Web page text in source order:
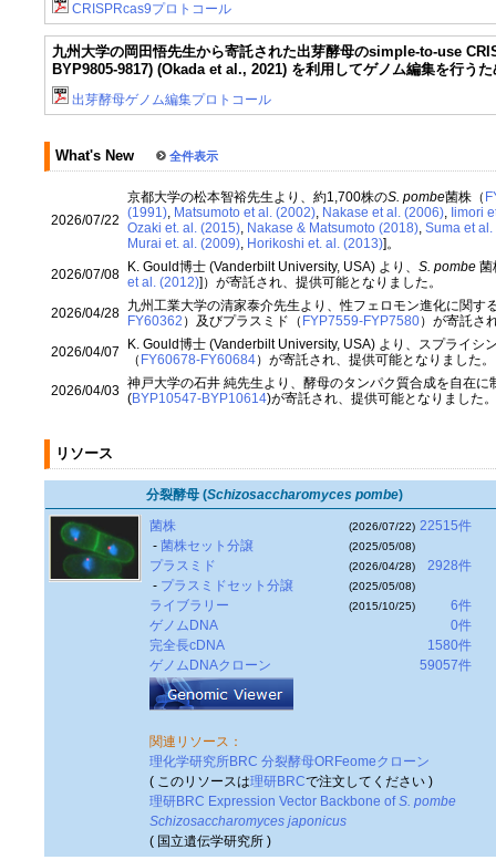
CRISPRcas9プロトコール
九州大学の岡田悟先生から寄託された出芽酵母のsimple-to-use
BYP9805-9817) (Okada et al., 2021) を利用してゲノム編集を行う
出芽酵母ゲノム編集プロトコール
What's New 全件表示
2026/07/22
京都大学の松本智裕先生より、約1,700株のS. pombe菌株（
(1991), Matsumoto et al. (2002), Nakase et al. (2006), Iimori
Ozaki et. al. (2015), Nakase & Matsumoto (2018), Suma et
Murai et. al. (2009), Horikoshi et. al. (2013)]。
2026/07/08
K. Gould博士 (Vanderbilt University, USA) より、 S. pombe 菌
et al. (2012)]）が寄託され、提供可能となりました。
2026/04/28 九州工業大学の清家泰介先生より、性フェロモン進化に関す
FY60362 ）及びプラスミド（ FYP7559-FYP7580）が寄託さ
2026/04/07
K. Gould博士 (Vanderbilt University, USA) より、スプライシ
（ FY60678-FY60684）が寄託され、提供可能となりました。
2026/04/03 神戸大学の石井 純先生より、酵母のタンパク質合成を自在に
(BYP10547-BYP10614)が寄託され、提供可能となりました。
リソース
分裂酵母 (Schizosaccharomyces pombe)
菌株
(2026/07/22) 22515件
- 菌株セット分譲 (2025/05/08)
プラスミド (2026/04/28)
2928件
- プラスミドセット分譲 (2025/05/08)
ライブラリー (2015/10/25)
6件
ゲノムDNA
0件
完全長cDNA
1580件
ゲノムDNAクローン
59057件
関連リソース：
理化学研究所BRC 分裂酵母ORFeomeクローン
( このリソースは理研BRCで注文してください )
理研BRC Expression Vector Backbone ofS. pombe
Schizosaccharomyces japonicus
( 国立遺伝学研究所 )